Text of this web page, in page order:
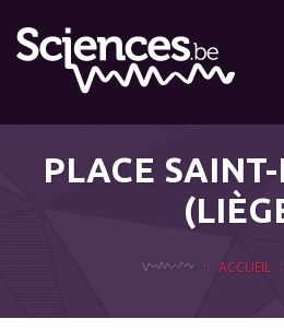
PLACE
ACCUEIL